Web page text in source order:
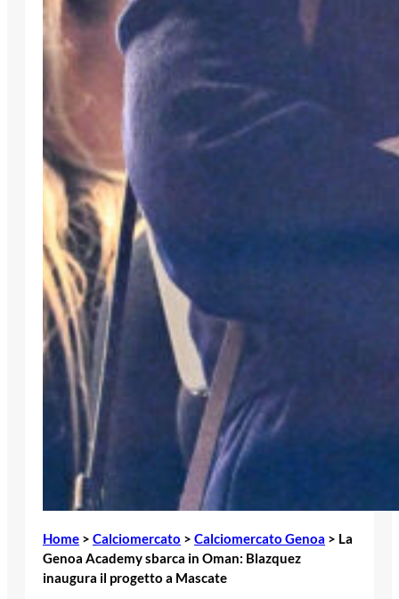
Home > Calciomercato > Calciomercato Genoa > La
Genoa Academy sbarca in Oman: Blazquez
inaugura il progetto a Mascate